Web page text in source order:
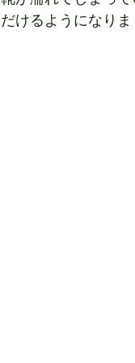
だけるようになり